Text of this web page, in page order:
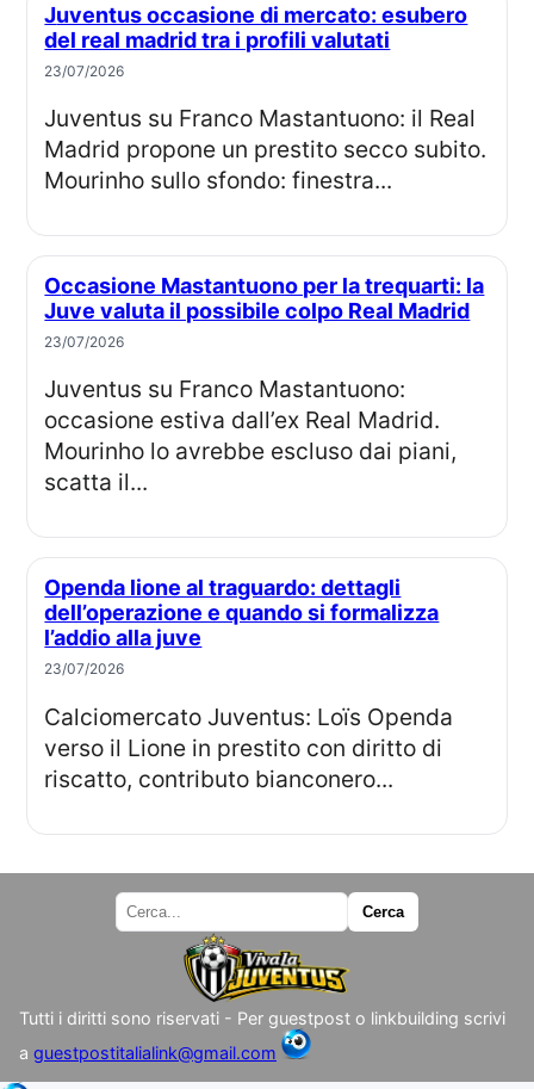
Juventus occasione di mercato: esubero
del real madrid tra i profili valutati
23/07/2026
Juventus su Franco Mastantuono: il Real
Madrid propone un prestito secco subito.
Mourinho sullo sfondo: finestra...
Occasione Mastantuono per la trequarti: la
Juve valuta il possibile colpo Real Madrid
23/07/2026
Juventus su Franco Mastantuono:
occasione estiva dall’ex Real Madrid.
Mourinho lo avrebbe escluso dai piani,
scatta il...
Openda lione al traguardo: dettagli
dell’operazione e quando si formalizza
l’addio alla juve
23/07/2026
Calciomercato Juventus: Loïs Openda
verso il Lione in prestito con diritto di
riscatto, contributo bianconero...
Tutti i diritti sono riservati - Per guestpost o linkbuilding scrivi
a guestpostitalialink@gmail.com